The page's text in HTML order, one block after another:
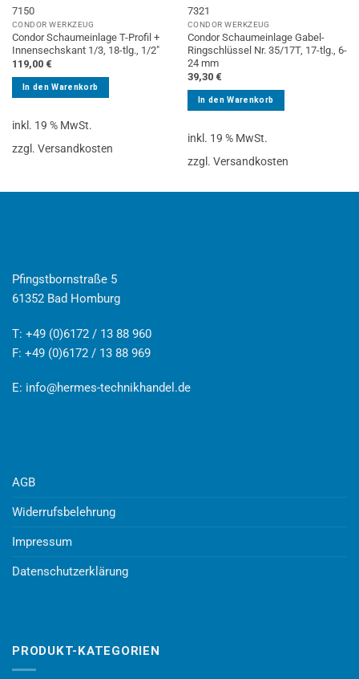
7150
CONDOR WERKZEUG
Condor Schaumeinlage T-Profil +
Innensechskant 1/3, 18-tlg., 1/2″
119,00 €
In den Warenkorb
inkl. 19 % MwSt.
zzgl. Versandkosten
7321
CONDOR WERKZEUG
Condor Schaumeinlage Gabel-
Ringschlüssel Nr. 35/17T, 17-tlg., 6-
24 mm
39,30 €
In den Warenkorb
inkl. 19 % MwSt.
zzgl. Versandkosten
Pfingstbornstraße 5
61352 Bad Homburg
T: +49 (0)6172 / 13 88 960
F: +49 (0)6172 / 13 88 969
E: info@hermes-technikhandel.de
AGB
Widerrufsbelehrung
Impressum
Datenschutzerklärung
PRODUKT-KATEGORIEN